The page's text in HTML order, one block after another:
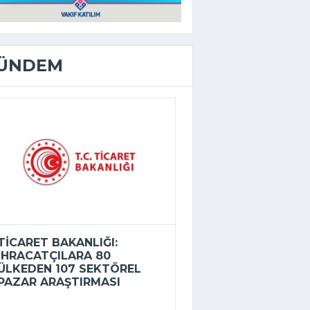
BAKANLIĞI:
80
107 SEKTÖREL
ARAŞTIRMASI